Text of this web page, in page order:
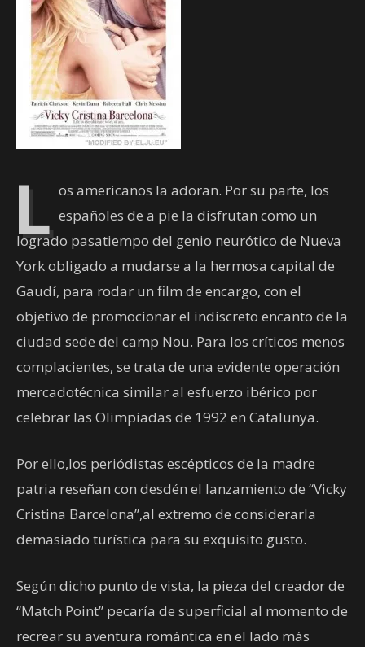
L os americanos la adoran. Por su parte, los
españoles de a pie la disfrutan como un
logrado pasatiempo del genio neurótico de Nueva
York obligado a mudarse a la hermosa capital de
Gaudí, para rodar un film de encargo, con el
objetivo de promocionar el indiscreto encanto de la
ciudad sede del camp Nou. Para los críticos menos
complacientes, se trata de una evidente operación
mercadotécnica similar al esfuerzo ibérico por
celebrar las Olimpiadas de 1992 en Catalunya.
Por ello,los periódistas escépticos de la madre
patria reseñan con desdén el lanzamiento de “Vicky
Cristina Barcelona”,al extremo de considerarla
demasiado turística para su exquisito gusto.
Según dicho punto de vista, la pieza del creador de
“Match Point” pecaría de superficial al momento de
recrear su aventura romántica en el lado más